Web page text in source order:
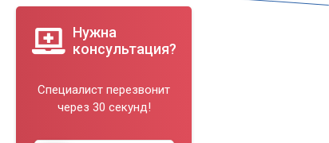
Нужна
консультация?
Специалист перезвонит
через 30 секунд!